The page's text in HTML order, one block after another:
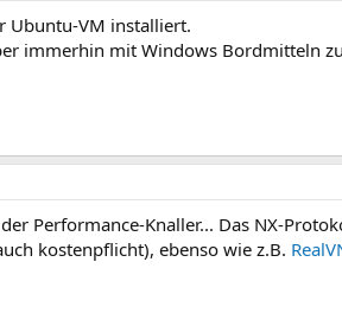
Ubuntu-VM installiert.
immerhin mit Windows Bordmitteln
Performance-Knaller... Das NX-
kostenpflicht), ebenso wie z.B.